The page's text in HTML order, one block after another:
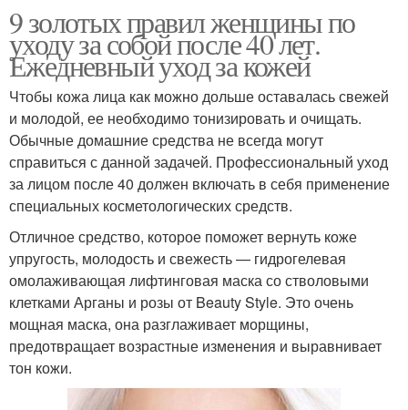
9 золотых правил женщины по
уходу за собой после 40 лет.
Ежедневный уход за кожей
Чтобы кожа лица как можно дольше оставалась свежей
и молодой, ее необходимо тонизировать и очищать.
Обычные домашние средства не всегда могут
справиться с данной задачей. Профессиональный уход
за лицом после 40 должен включать в себя применение
специальных косметологических средств.
Отличное средство, которое поможет вернуть коже
упругость, молодость и свежесть — гидрогелевая
омолаживающая лифтинговая маска со стволовыми
клетками Арганы и розы от Beauty Style. Это очень
мощная маска, она разглаживает морщины,
предотвращает возрастные изменения и выравнивает
тон кожи.